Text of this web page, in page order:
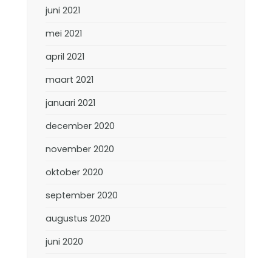
juni 2021
mei 2021
april 2021
maart 2021
januari 2021
december 2020
november 2020
oktober 2020
september 2020
augustus 2020
juni 2020